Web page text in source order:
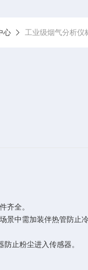
心 工业级烟气分析仪
齐全。
景中需加装伴热管防止
防止粉尘进入传感器。